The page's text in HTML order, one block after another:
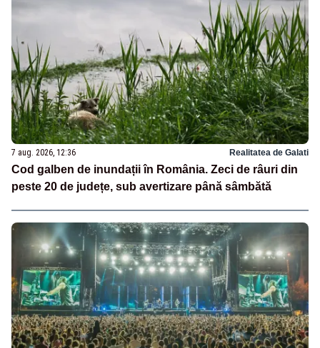
7 aug. 2026, 12:36 Realitatea de Galati
Cod galben de inundații în România. Zeci de râuri din
peste 20 de județe, sub avertizare până sâmbătă